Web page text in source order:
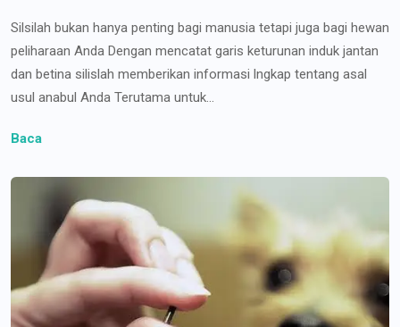
Silsilah bukan hanya penting bagi manusia tetapi juga bagi hewan
peliharaan Anda Dengan mencatat garis keturunan induk jantan
dan betina silislah memberikan informasi lngkap tentang asal
usul anabul Anda Terutama untuk...
Baca